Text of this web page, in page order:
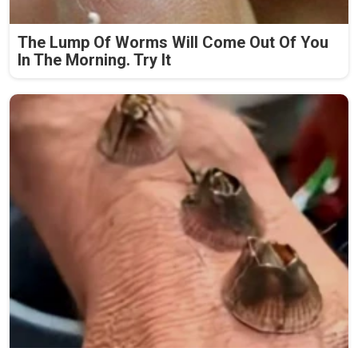
The Lump Of Worms Will Come Out Of You
In The Morning. Try It